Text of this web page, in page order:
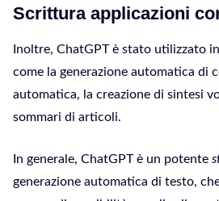
Scrittura applicazioni
Inoltre, ChatGPT è stato utilizzato
come la generazione automatica di
automatica, la creazione di sintesi
sommari di articoli.
In generale, ChatGPT è un potente
generazione automatica di testo,